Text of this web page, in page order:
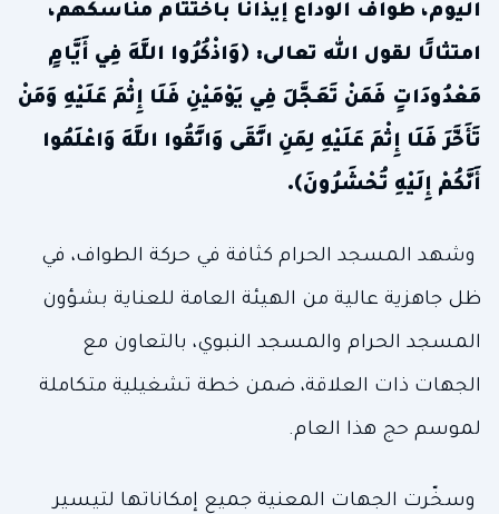
اليوم، طواف الوداع إيذانًا باختتام مناسكهم،
امتثالًا لقول الله تعالى: ﴿وَاذْكُرُوا اللَّهَ فِي أَيَّامٍ
مَعْدُودَاتٍ فَمَنْ تَعَجَّلَ فِي يَوْمَيْنِ فَلَا إِثْمَ عَلَيْهِ وَمَنْ
تَأَخَّرَ فَلَا إِثْمَ عَلَيْهِ لِمَنِ اتَّقَى وَاتَّقُوا اللَّهَ وَاعْلَمُوا
أَنَّكُمْ إِلَيْهِ تُحْشَرُونَ﴾.
وشهد المسجد الحرام كثافة في حركة الطواف، في
ظل جاهزية عالية من الهيئة العامة للعناية بشؤون
المسجد الحرام والمسجد النبوي، بالتعاون مع
الجهات ذات العلاقة، ضمن خطة تشغيلية متكاملة
لموسم حج هذا العام.
وسخّرت الجهات المعنية جميع إمكاناتها لتيسير